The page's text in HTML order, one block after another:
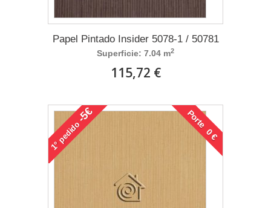
Papel Pintado Insider 5078-1 / 50781
Superficie: 7.04 m2
115,72 €
1°
pedido
-5€ Porte 0 €